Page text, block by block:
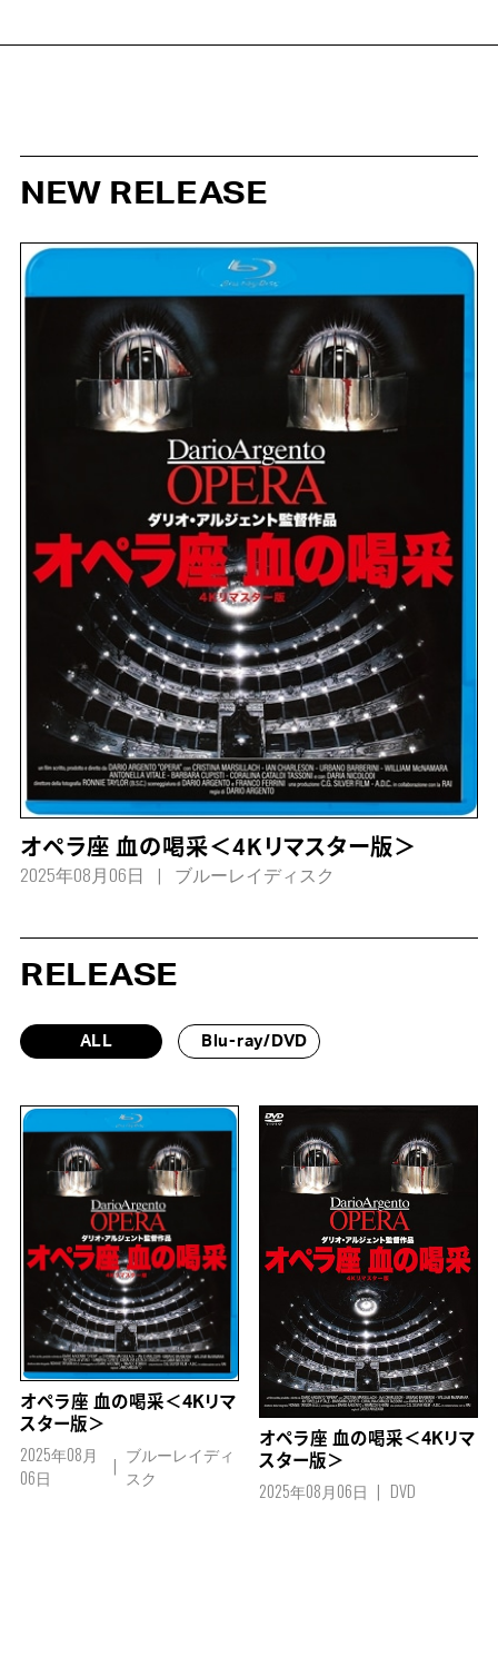
NEW RELEASE
オペラ座 血の喝采＜4Kリマスター版＞
2025年08月06日 ブルーレイディスク
RELEASE
ALL Blu-ray/DVD
オペラ座 血の喝采＜4Kリマ
スター版＞
2025年08月
06日
ブルーレイディ
スク
オペラ座 血の喝采＜4Kリマ
スター版＞
2025年08月06日 DVD